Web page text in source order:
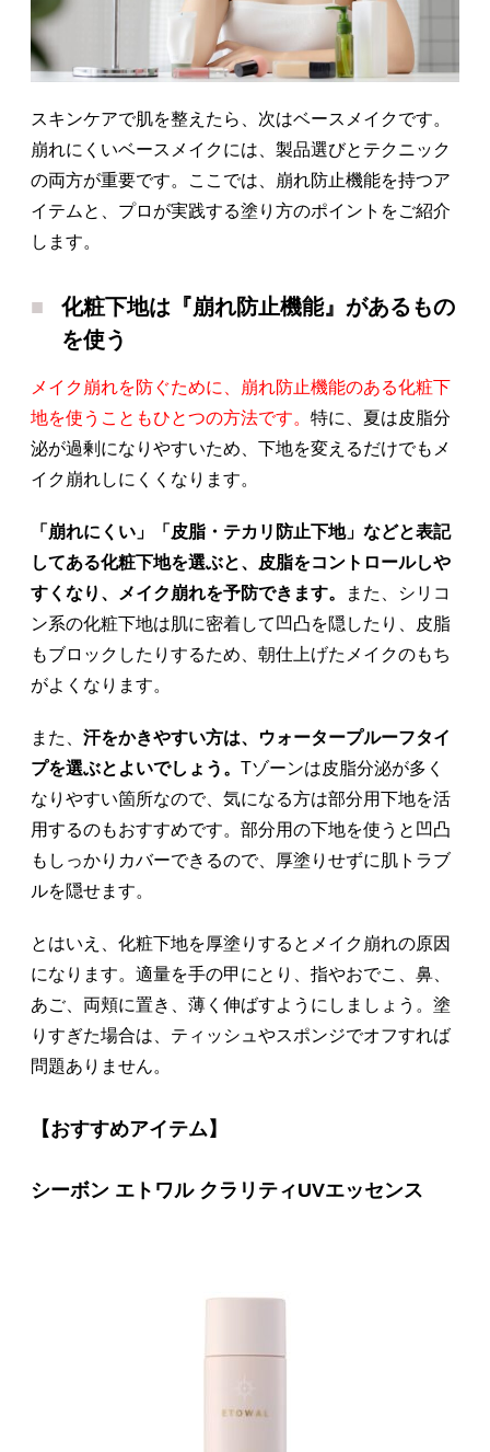
スキンケアで肌を整えたら、次はベースメイクです。
崩れにくいベースメイクには、製品選びとテクニック
の両方が重要です。ここでは、崩れ防止機能を持つア
イテムと、プロが実践する塗り方のポイントをご紹介
します。
化粧下地は『崩れ防止機能』があるもの
を使う
メイク崩れを防ぐために、崩れ防止機能のある化粧下
地を使うこともひとつの方法です。 特に、夏は皮脂分
泌が過剰になりやすいため、下地を変えるだけでもメ
イク崩れしにくくなります。
「崩れにくい」「皮脂・テカリ防止下地」などと表記
してある化粧下地を選ぶと、皮脂をコントロールしや
すくなり、メイク崩れを予防できます。
また、シリコ
ン系の化粧下地は肌に密着して凹凸を隠したり、皮脂
もブロックしたりするため、朝仕上げたメイクのもち
がよくなります。
また、 汗をかきやすい方は、ウォータープルーフタイ
プを選ぶとよいでしょう。 Tゾーンは皮脂分泌が多く
なりやすい箇所なので、気になる方は部分用下地を活
用するのもおすすめです。部分用の下地を使うと凹凸
もしっかりカバーできるので、厚塗りせずに肌トラブ
ルを隠せます。
とはいえ、化粧下地を厚塗りするとメイク崩れの原因
になります。適量を手の甲にとり、指やおでこ、鼻、
あご、両頬に置き、薄く伸ばすようにしましょう。塗
りすぎた場合は、ティッシュやスポンジでオフすれば
問題ありません。
【おすすめアイテム】
シーボン エトワル クラリティUVエッセンス